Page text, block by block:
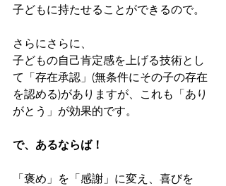
子どもに持たせることができるので。
さらにさらに、
子どもの自己肯定感を上げる技術とし
て「存在承認」(無条件にその子の存在
を認める)がありますが、これも「あり
がとう」が効果的です。
で、あるならば！
「褒め」を「感謝」に変え、喜びを